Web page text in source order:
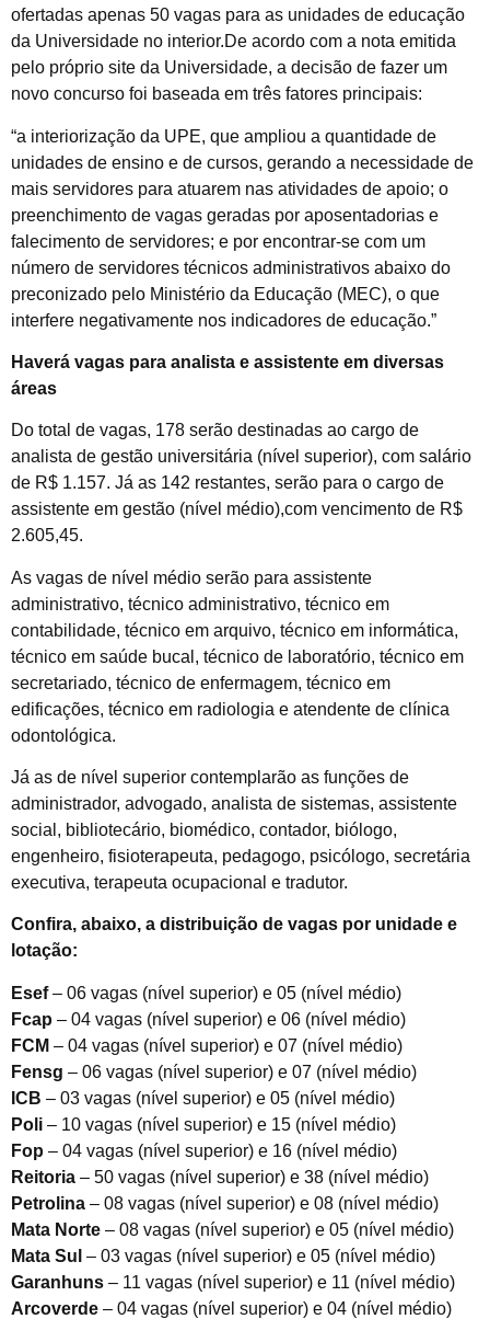
ofertadas apenas 50 vagas para as unidades de educação
da Universidade no interior.De acordo com a nota emitida
pelo próprio site da Universidade, a decisão de fazer um
novo concurso foi baseada em três fatores principais:
“a interiorização da UPE, que ampliou a quantidade de
unidades de ensino e de cursos, gerando a necessidade de
mais servidores para atuarem nas atividades de apoio; o
preenchimento de vagas geradas por aposentadorias e
falecimento de servidores; e por encontrar-se com um
número de servidores técnicos administrativos abaixo do
preconizado pelo Ministério da Educação (MEC), o que
interfere negativamente nos indicadores de educação.”
Haverá vagas para analista e assistente em diversas
áreas
Do total de vagas, 178 serão destinadas ao cargo de
analista de gestão universitária (nível superior), com salário
de R$ 1.157. Já as 142 restantes, serão para o cargo de
assistente em gestão (nível médio),com vencimento de R$
2.605,45.
As vagas de nível médio serão para assistente
administrativo, técnico administrativo, técnico em
contabilidade, técnico em arquivo, técnico em informática,
técnico em saúde bucal, técnico de laboratório, técnico em
secretariado, técnico de enfermagem, técnico em
edificações, técnico em radiologia e atendente de clínica
odontológica.
Já as de nível superior contemplarão as funções de
administrador, advogado, analista de sistemas, assistente
social, bibliotecário, biomédico, contador, biólogo,
engenheiro, fisioterapeuta, pedagogo, psicólogo, secretária
executiva, terapeuta ocupacional e tradutor.
Confira, abaixo, a distribuição de vagas por unidade e
lotação:
Esef– 06 vagas (nível superior) e 05 (nível médio)
Fcap – 04 vagas (nível superior) e 06 (nível médio)
FCM – 04 vagas (nível superior) e 07 (nível médio)
Fensg – 06 vagas (nível superior) e 07 (nível médio)
ICB – 03 vagas (nível superior) e 05 (nível médio)
Poli – 10 vagas (nível superior) e 15 (nível médio)
Fop – 04 vagas (nível superior) e 16 (nível médio)
Reitoria – 50 vagas (nível superior) e 38 (nível médio)
Petrolina – 08 vagas (nível superior) e 08 (nível médio)
Mata Norte – 08 vagas (nível superior) e 05 (nível médio)
Mata Sul – 03 vagas (nível superior) e 05 (nível médio)
Garanhuns – 11 vagas (nível superior) e 11 (nível médio)
Arcoverde – 04 vagas (nível superior) e 04 (nível médio)